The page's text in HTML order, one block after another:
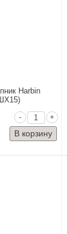
Harbin
- +